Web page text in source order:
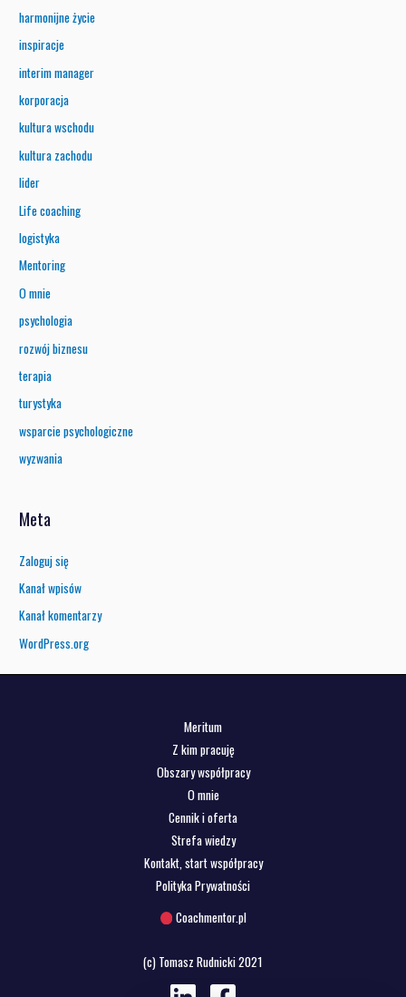
harmonijne życie
inspiracje
interim manager
korporacja
kultura wschodu
kultura zachodu
lider
Life coaching
logistyka
Mentoring
O mnie
psychologia
rozwój biznesu
terapia
turystyka
wsparcie psychologiczne
wyzwania
Meta
Zaloguj się
Kanał wpisów
Kanał komentarzy
WordPress.org
Meritum
Z kim pracuję
Obszary współpracy
O mnie
Cennik i oferta
Strefa wiedzy
Kontakt, start współpracy
Polityka Prywatności
Coachmentor.pl
(c) Tomasz Rudnicki 2021